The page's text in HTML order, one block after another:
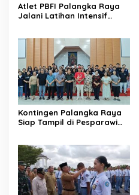
Atlet PBFI Palangka Raya
Jalani Latihan Intensif
Kontingen Palangka Raya
Siap Tampil di Pesparawi